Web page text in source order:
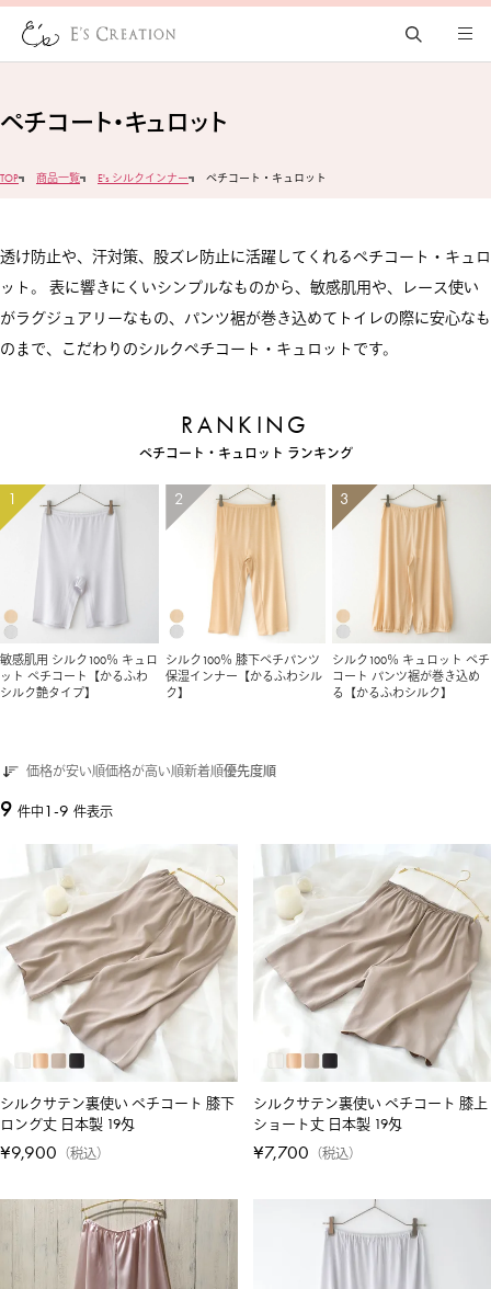
ペチコート・キュロット
TOP 商品一覧 E's シルクインナー ペチコート・キュロット
透け防止や、汗対策、股ズレ防止に活躍してくれるペチコート・キュロ
ット。 表に響きにくいシンプルなものから、敏感肌用や、レース使い
がラグジュアリーなもの、パンツ裾が巻き込めてトイレの際に安心なも
のまで、こだわりのシルクペチコート・キュロットです。
ペチコート・キュロット ランキング
敏感肌用 シルク100％ キュロ
ット ペチコート【かるふわ
シルク艶タイプ】
シルク100％ 膝下ペチパンツ
保湿インナー【かるふわシル
ク】
シルク100％ キュロット ペチ
コート パンツ裾が巻き込め
る【かるふわシルク】
価格が安い順価格が高い順新着順優先度順
9 件中 1-9 件表示
シルクサテン裏使い ペチコート 膝下
ロング丈 日本製 19匁
¥9,900 税込
シルクサテン裏使い ペチコート 膝上
ショート丈 日本製 19匁
¥7,700 税込